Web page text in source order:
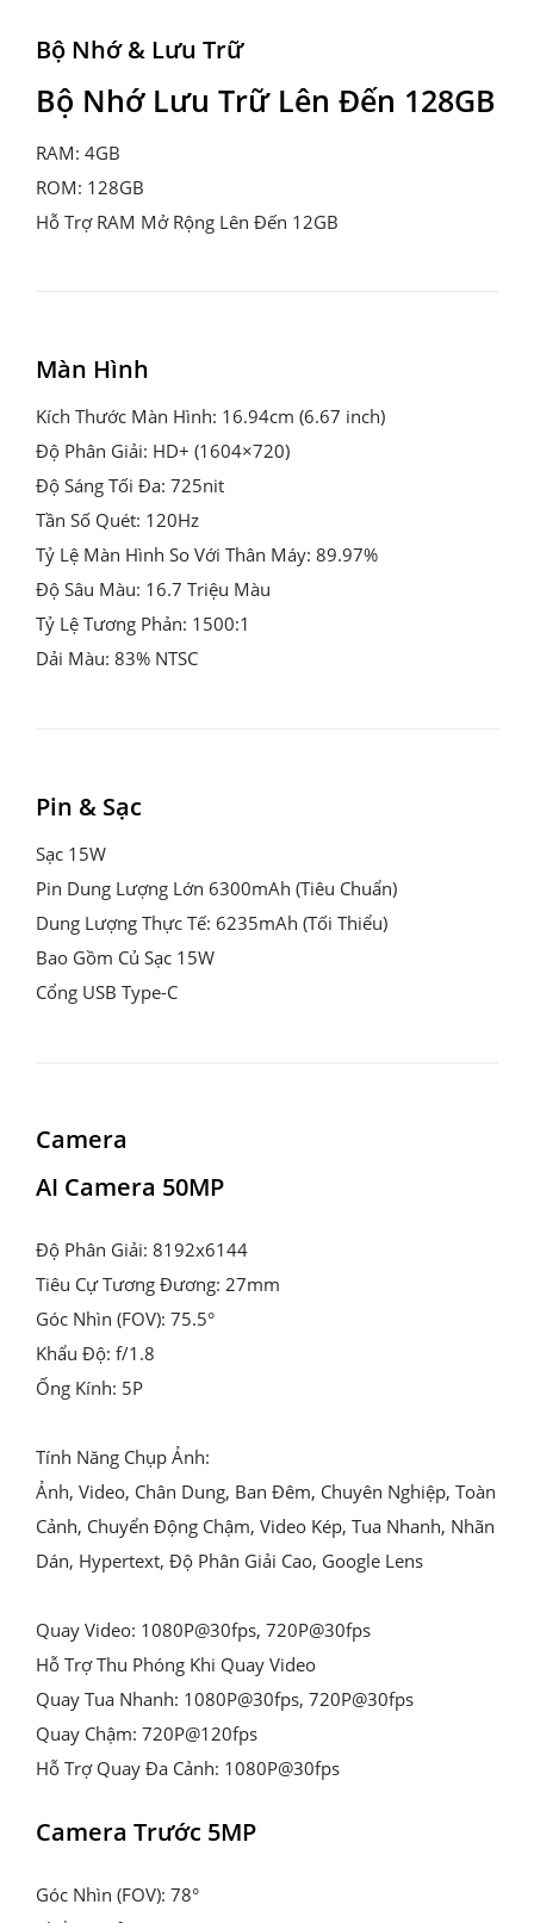
Bộ Nhớ & Lưu Trữ
Bộ Nhớ Lưu Trữ Lên Đến 128GB
RAM: 4GB
ROM: 128GB
Hỗ Trợ RAM Mở Rộng Lên Đến 12GB
Màn Hình
Kích Thước Màn Hình: 16.94cm (6.67 inch)
Độ Phân Giải: HD+ (1604×720)
Độ Sáng Tối Đa: 725nit
Tần Số Quét: 120Hz
Tỷ Lệ Màn Hình So Với Thân Máy: 89.97%
Độ Sâu Màu: 16.7 Triệu Màu
Tỷ Lệ Tương Phản: 1500:1
Dải Màu: 83% NTSC
Pin & Sạc
Sạc 15W
Pin Dung Lượng Lớn 6300mAh (Tiêu Chuẩn)
Dung Lượng Thực Tế: 6235mAh (Tối Thiểu)
Bao Gồm Củ Sạc 15W
Cổng USB Type-C
Camera
AI Camera 50MP
Độ Phân Giải: 8192x6144
Tiêu Cự Tương Đương: 27mm
Góc Nhìn (FOV): 75.5°
Khẩu Độ: f/1.8
Ống Kính: 5P
Tính Năng Chụp Ảnh:
Ảnh, Video, Chân Dung, Ban Đêm, Chuyên Nghiệp, Toàn
Cảnh, Chuyển Động Chậm, Video Kép, Tua Nhanh, Nhãn
Dán, Hypertext, Độ Phân Giải Cao, Google Lens
Quay Video: 1080P@30fps, 720P@30fps
Hỗ Trợ Thu Phóng Khi Quay Video
Quay Tua Nhanh: 1080P@30fps, 720P@30fps
Quay Chậm: 720P@120fps
Hỗ Trợ Quay Đa Cảnh: 1080P@30fps
Camera Trước 5MP
Góc Nhìn (FOV): 78°